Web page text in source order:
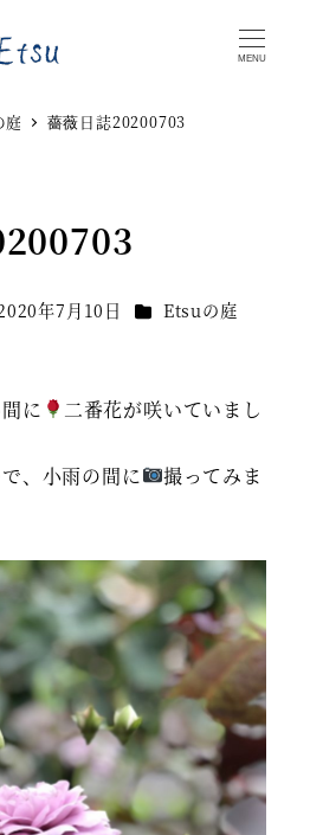
MENU
薔薇日誌20200703
日
年7月10日 カテゴリー
Etsuの庭
に
二番花が咲いていまし
、小雨の間に
撮ってみま